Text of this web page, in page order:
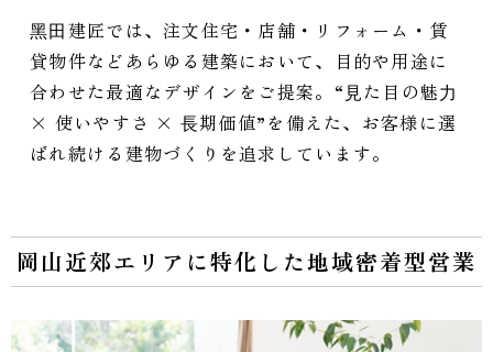
⿊⽥建匠では、注文住宅・店舗・リフォーム・賃
貸物件などあらゆる建築において、目的や用途に
合わせた最適なデザインをご提案。“⾒た目の魅⼒
× 使いやすさ × ⻑期価値”を備えた、お客様に選
ばれ続ける建物づくりを追求しています。
岡山近郊エリアに特化した地域密着型営業